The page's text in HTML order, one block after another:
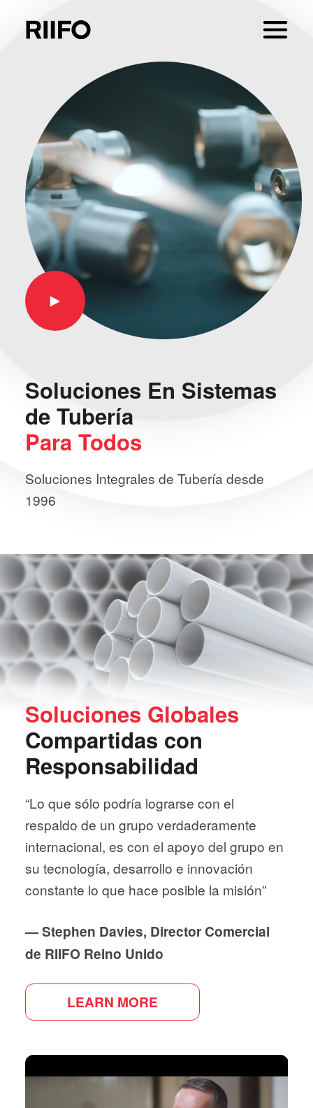
Soluciones En Sistemas
de Tubería
Para Todos
Soluciones Integrales de Tubería desde
1996
Soluciones Globales
Compartidas con
Responsabilidad
“Lo que sólo podría lograrse con el
respaldo de un grupo verdaderamente
internacional, es con el apoyo del grupo en
su tecnología, desarrollo e innovación
constante lo que hace posible la misión”
— Stephen Davies, Director Comercial
de RIIFO Reino Unido
LEARN MORE